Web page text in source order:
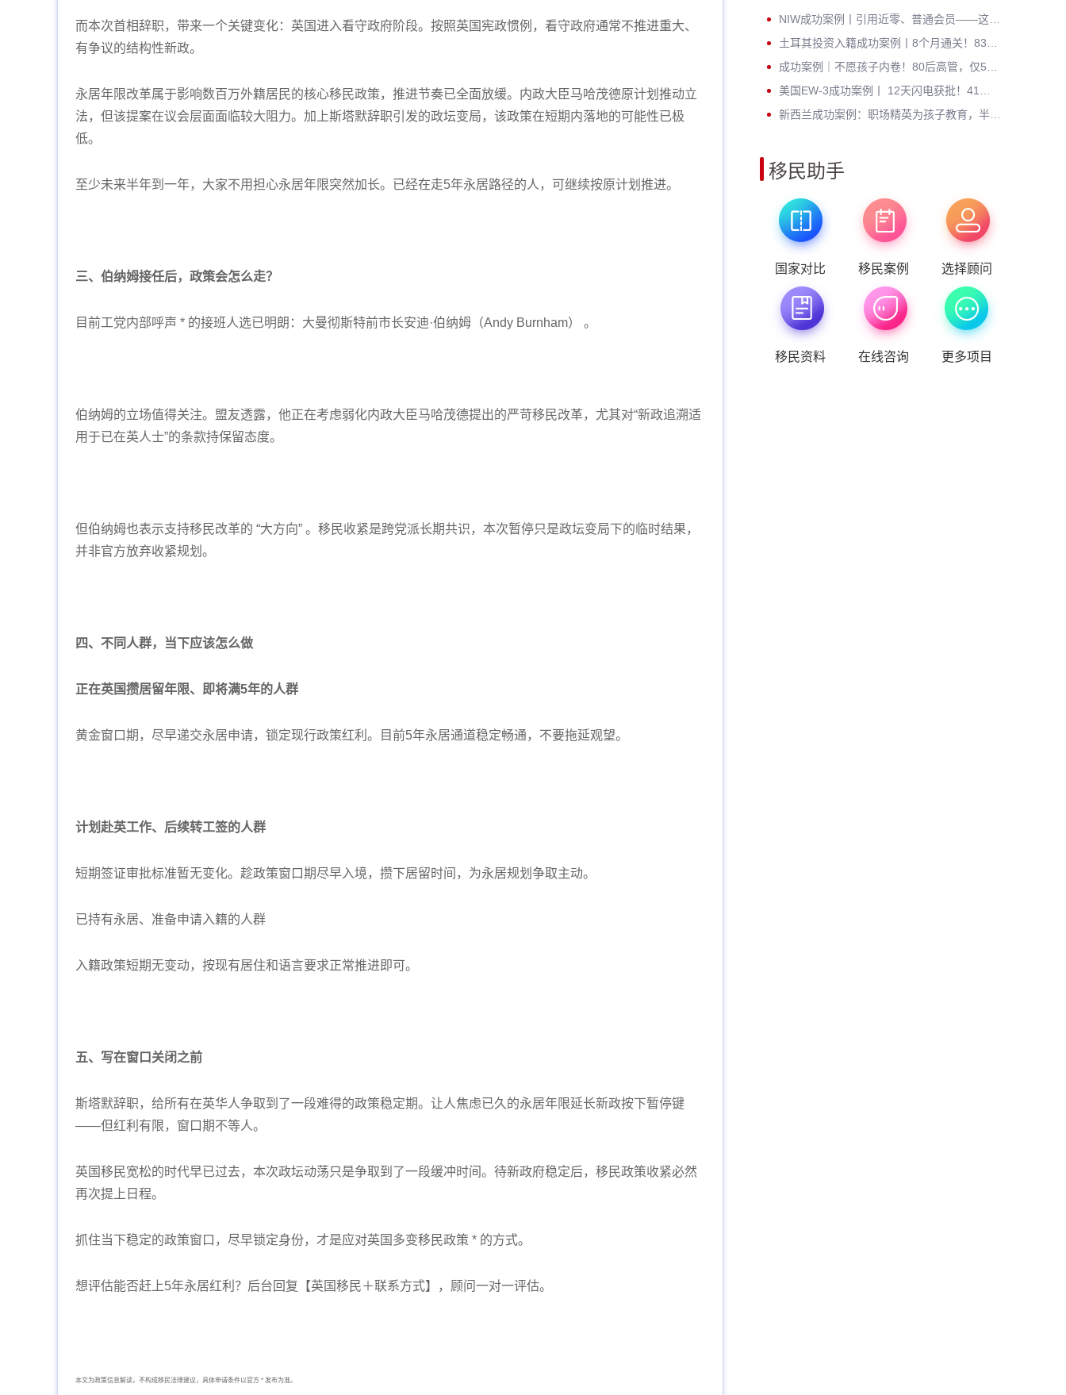
而本次首相辞职，带来一个关键变化：英国进入看守政府阶段。按照英国宪政惯例，看守政府通常不推进重大、
有争议的结构性新政。
永居年限改革属于影响数百万外籍居民的核心移民政策，推进节奏已全面放缓。内政大臣马哈茂德原计划推动立
法，但该提案在议会层面面临较大阻力。加上斯塔默辞职引发的政坛变局，该政策在短期内落地的可能性已极
低。
至少未来半年到一年，大家不用担心永居年限突然加长。已经在走5年永居路径的人，可继续按原计划推进。
三、伯纳姆接任后，政策会怎么走？
目前工党内部呼声 * 的接班人选已明朗：大曼彻斯特前市长安迪·伯纳姆（Andy Burnham） 。
伯纳姆的立场值得关注。盟友透露，他正在考虑弱化内政大臣马哈茂德提出的严苛移民改革，尤其对“新政追溯适
用于已在英人士”的条款持保留态度。
但伯纳姆也表示支持移民改革的 “大方向” 。移民收紧是跨党派长期共识，本次暂停只是政坛变局下的临时结果，
并非官方放弃收紧规划。
四、不同人群，当下应该怎么做
正在英国攒居留年限、即将满5年的人群
黄金窗口期，尽早递交永居申请，锁定现行政策红利。目前5年永居通道稳定畅通，不要拖延观望。
计划赴英工作、后续转工签的人群
短期签证审批标准暂无变化。趁政策窗口期尽早入境，攒下居留时间，为永居规划争取主动。
已持有永居、准备申请入籍的人群
入籍政策短期无变动，按现有居住和语言要求正常推进即可。
五、写在窗口关闭之前
斯塔默辞职，给所有在英华人争取到了一段难得的政策稳定期。让人焦虑已久的永居年限延长新政按下暂停键
——但红利有限，窗口期不等人。
英国移民宽松的时代早已过去，本次政坛动荡只是争取到了一段缓冲时间。待新政府稳定后，移民政策收紧必然
再次提上日程。
抓住当下稳定的政策窗口，尽早锁定身份，才是应对英国多变移民政策 * 的方式。
想评估能否赶上5年永居红利？后台回复【英国移民＋联系方式】，顾问一对一评估。
本文为政策信息解读，不构成移民法律建议，具体申请条件以官方 * 发布为准。
移民助手
国家对比 移民案例 选择顾问
移民资料 在线咨询 更多项目